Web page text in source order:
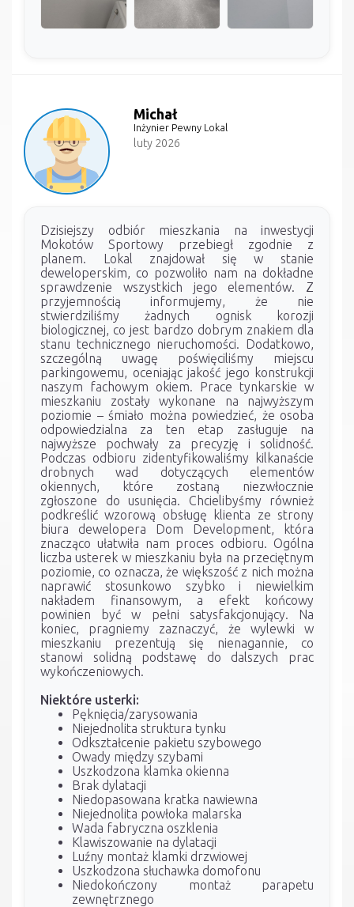
Michał
Inżynier Pewny Lokal
luty 2026
Dzisiejszy odbiór mieszkania na inwestycji
Mokotów Sportowy przebiegł zgodnie z
planem. Lokal znajdował się w stanie
deweloperskim, co pozwoliło nam na dokładne
sprawdzenie wszystkich jego elementów. Z
przyjemnością informujemy, że nie
stwierdziliśmy żadnych ognisk korozji
biologicznej, co jest bardzo dobrym znakiem dla
stanu technicznego nieruchomości. Dodatkowo,
szczególną uwagę poświęciliśmy miejscu
parkingowemu, oceniając jakość jego konstrukcji
naszym fachowym okiem. Prace tynkarskie w
mieszkaniu zostały wykonane na najwyższym
poziomie – śmiało można powiedzieć, że osoba
odpowiedzialna za ten etap zasługuje na
najwyższe pochwały za precyzję i solidność.
Podczas odbioru zidentyfikowaliśmy kilkanaście
drobnych wad dotyczących elementów
okiennych, które zostaną niezwłocznie
zgłoszone do usunięcia. Chcielibyśmy również
podkreślić wzorową obsługę klienta ze strony
biura dewelopera Dom Development, która
znacząco ułatwiła nam proces odbioru. Ogólna
liczba usterek w mieszkaniu była na przeciętnym
poziomie, co oznacza, że większość z nich można
naprawić stosunkowo szybko i niewielkim
nakładem finansowym, a efekt końcowy
powinien być w pełni satysfakcjonujący. Na
koniec, pragniemy zaznaczyć, że wylewki w
mieszkaniu prezentują się nienagannie, co
stanowi solidną podstawę do dalszych prac
wykończeniowych.
Niektóre usterki:
Pęknięcia/zarysowania
Niejednolita struktura tynku
Odkształcenie pakietu szybowego
Owady między szybami
Uszkodzona klamka okienna
Brak dylatacji
Niedopasowana kratka nawiewna
Niejednolita powłoka malarska
Wada fabryczna oszklenia
Klawiszowanie na dylatacji
Luźny montaż klamki drzwiowej
Uszkodzona słuchawka domofonu
Niedokończony montaż parapetu
zewnętrznego